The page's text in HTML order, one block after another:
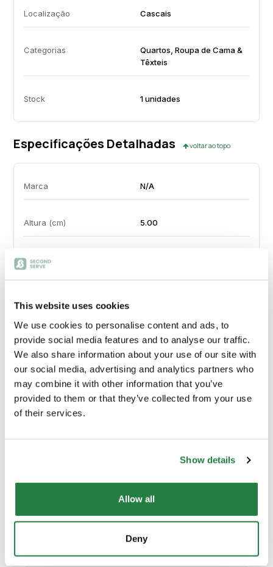
This website uses cookies
We use cookies to personalise content and ads, to
provide social media features and to analyse our traffic.
We also share information about your use of our site with
our social media, advertising and analytics partners who
may combine it with other information that you’ve
provided to them or that they’ve collected from your use
of their services.
Show details
Allow all
Deny
Localização Cascais
Categorias
Quartos, Roupa de Cama &
Têxteis
Stock 1 unidades
Especificações Detalhadas voltar ao topo
Marca N/A
Altura (cm) 5.00
Largura (cm)
Material Principal Lã
Origem Portugal
Envio e Entrega